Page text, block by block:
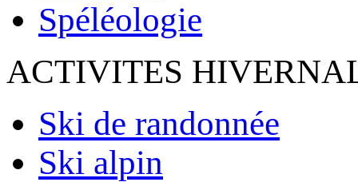
Spéléologie
ACTIVITES
Ski de randonnée
Ski alpin